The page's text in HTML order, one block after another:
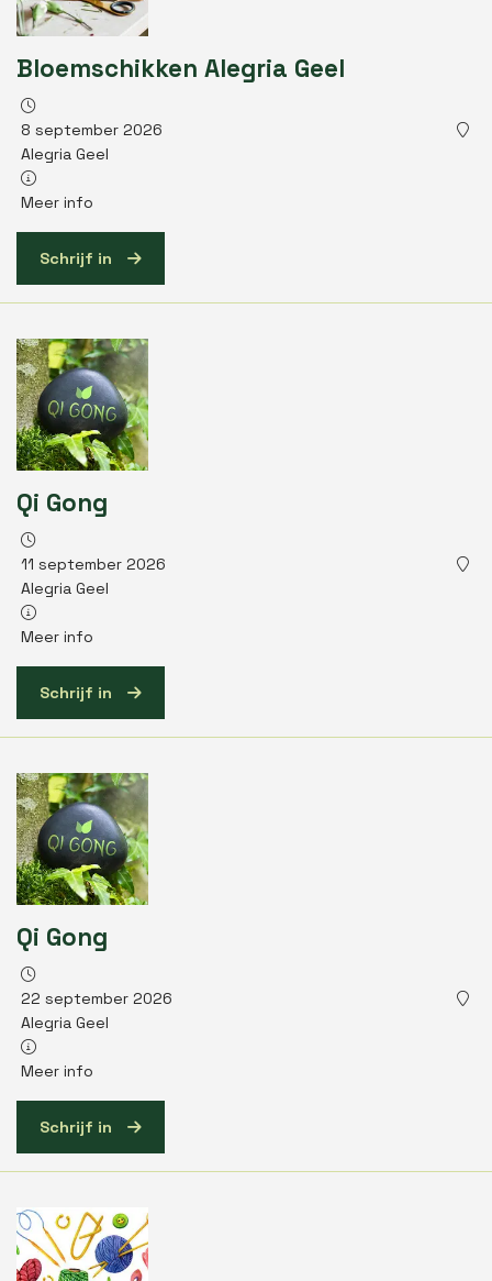
Bloemschikken Alegria Geel
8 september 2026
Alegria Geel
Meer info
Schrijf in
Qi Gong
11 september 2026
Alegria Geel
Meer info
Schrijf in
Qi Gong
22 september 2026
Alegria Geel
Meer info
Schrijf in